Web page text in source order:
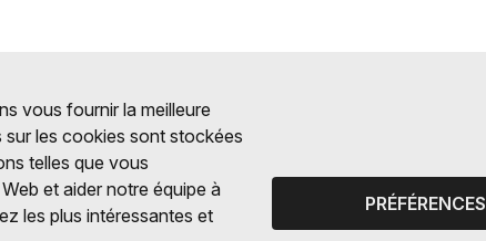
vous fournir la meilleure
les cookies sont stockées
telles que vous
et aider notre équipe à
les plus intéressantes et
PRÉFÉRENCES